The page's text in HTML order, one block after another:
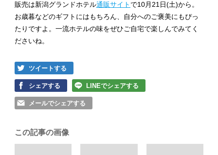
販売は新潟グランドホテル通販サイト で10月21日(土)から。
お歳暮などのギフトにはもちろん、自分へのご褒美にもぴっ
たりですよ。一流ホテルの味をぜひご自宅で楽しんでみてく
ださいね。
ツイートする
シェアする LINEでシェアする
メールでシェアする
この記事の画像